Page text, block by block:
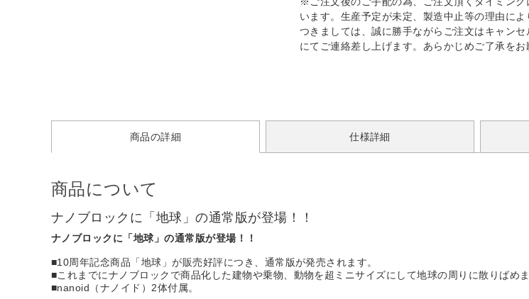
います。生産予定が未定、製造中止等の理由に
つきましては、誠に勝手ながらご注文はキャン
にてご連絡差し上げます。あらかじめご了承をお
商品の詳細 仕様詳細
商品について
ナノブロックに「地球」の通常版が登場！！
ナノブロックに「地球」の通常版が登場！！
■10周年記念商品「地球」が販売好評につき、通常版が発売されます。
■これまでにナノブロックで商品化した建物や乗物、動物を超ミニサイズにして地球の周りに散りばめま
■nanoid（ナノイド）2体付属。